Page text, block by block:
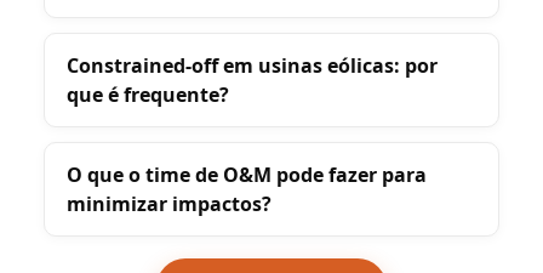
Constrained-off em usinas eólicas: por
que é frequente?
O que o time de O&M pode fazer para
minimizar impactos?